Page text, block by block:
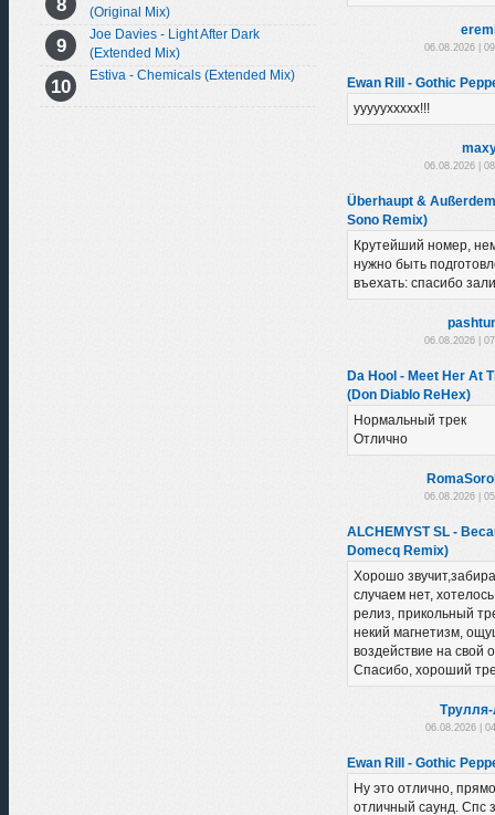
(Original Mix)
Joe Davies - Light After Dark
(Extended Mix)
Estiva - Chemicals (Extended Mix)
06.08.2026 |
Ewan Rill - Gothic
уууууххххх!!!
06.08.2026 |
Überhaupt &
Sono Remix)
Крутейший номер,
нужно быть
въехать: спасибо
06.08.2026 |
Da Hool - Meet Her At
(Don Diablo ReHex)
Нормальный трек
Отлично
06.08.2026 |
ALCHEMYST SL -
Domecq Remix)
Хорошо
случаем нет,
релиз, прикольный
некий магнетизм,
воздействие на свой
Спасибо, хороший
06.08.2026 |
Ewan Rill - Gothic
Ну это отлично,
отличный саунд. Спс